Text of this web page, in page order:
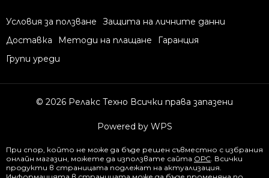
Условия за ползване
Защита на личните данни
Доставка
Методи на плащане
Гаранция
Групи уреди
© 2026 Релакс Техно Всички права запазени
Powered by WPS
При спор, който не може да бъде решен съвместно с избрания
онлайн магазин, можете да използвате сайта ОРС . Всички
продукти в страницата подлежат на актуализация.